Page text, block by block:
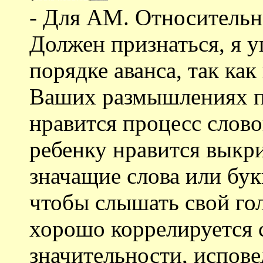
- Для АМ.
Должен признаться, я
порядке аванса, так
Ваших размышлениях
нравится процесс
ребенку нравится
значащие слова или
чтобы слышать свой
хорошо
значительности,